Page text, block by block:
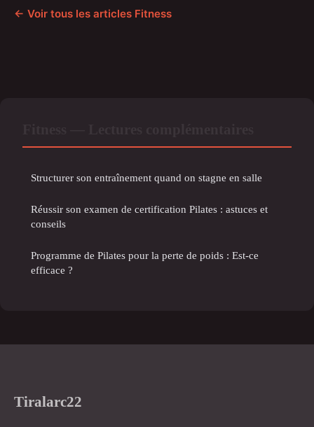
← Voir tous les articles Fitness
Structurer son entraînement quand on stagne en salle
Réussir son examen de certification Pilates : astuces et
conseils
Programme de Pilates pour la perte de poids : Est-ce
efficace ?
Tiralarc22